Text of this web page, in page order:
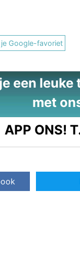
je Google-favoriet
een
met
APP ONS!